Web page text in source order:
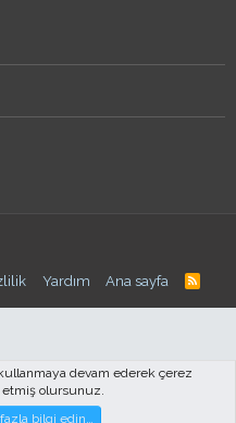
Yardım Ana sayfa
XenForo Ltd.DetailForum.com ©
devam ederek çerez
etmiş olursunuz.
fazla bilgi edin…